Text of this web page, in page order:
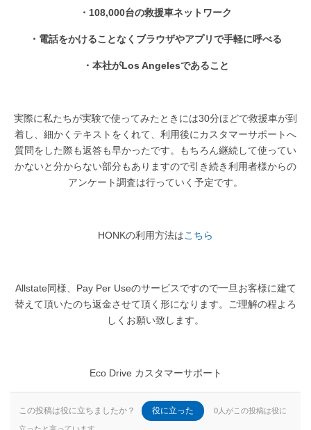
・108,000台の救援車ネットワーク
・電話をかけることなくブラウザやアプリで手軽に呼べる
・本社がLos Angelesであること
実際に私たちが実験で使ってみたときには30分ほどで救援車が到
着し、細かくテキストをくれて、利用後にカスタマーサポートへ
質問をした際も返答も早かったです。もちろん継続して使ってい
かないと分からない部分もありますので引き続き利用者様からの
アンケート調査は行っていく予定です。
HONKの利用方法はこちら
Allstate同様、Pay Per Useのサービスですので一旦お客様に建て
替えて頂いたのち返金させて頂く形になります。ご理解の程よろ
しくお願い致します。
Eco Drive カスタマーサポート
この投稿は役に立ちましたか？ 役に立った 0人がこの投稿は役に